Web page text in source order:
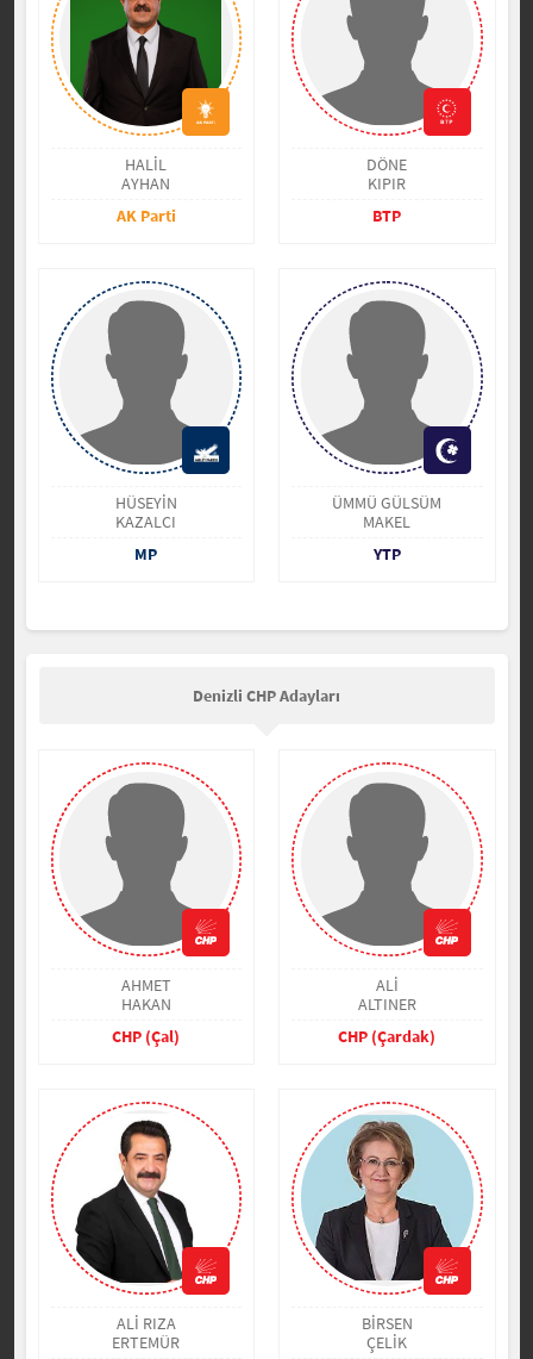
HALİL
AYHAN
AK Parti
DÖNE
KIPIR
BTP
HÜSEYİN
KAZALCI
MP
ÜMMÜ GÜLSÜM
MAKEL
YTP
Denizli CHP Adayları
AHMET
HAKAN
CHP (Çal)
ALİ
ALTINER
CHP (Çardak)
ALİ RIZA
ERTEMÜR
BİRSEN
ÇELİK